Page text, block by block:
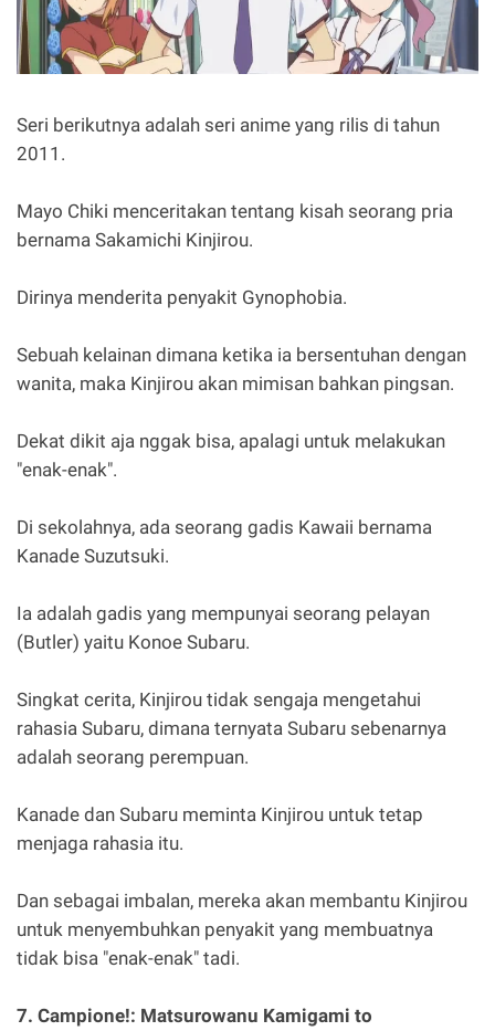
Seri berikutnya adalah seri anime yang rilis di tahun
2011.
Mayo Chiki menceritakan tentang kisah seorang pria
bernama Sakamichi Kinjirou.
Dirinya menderita penyakit Gynophobia.
Sebuah kelainan dimana ketika ia bersentuhan dengan
wanita, maka Kinjirou akan mimisan bahkan pingsan.
Dekat dikit aja nggak bisa, apalagi untuk melakukan
"enak-enak".
Di sekolahnya, ada seorang gadis Kawaii bernama
Kanade Suzutsuki.
Ia adalah gadis yang mempunyai seorang pelayan
(Butler) yaitu Konoe Subaru.
Singkat cerita, Kinjirou tidak sengaja mengetahui
rahasia Subaru, dimana ternyata Subaru sebenarnya
adalah seorang perempuan.
Kanade dan Subaru meminta Kinjirou untuk tetap
menjaga rahasia itu.
Dan sebagai imbalan, mereka akan membantu Kinjirou
untuk menyembuhkan penyakit yang membuatnya
tidak bisa "enak-enak" tadi.
7. Campione!: Matsurowanu Kamigami to